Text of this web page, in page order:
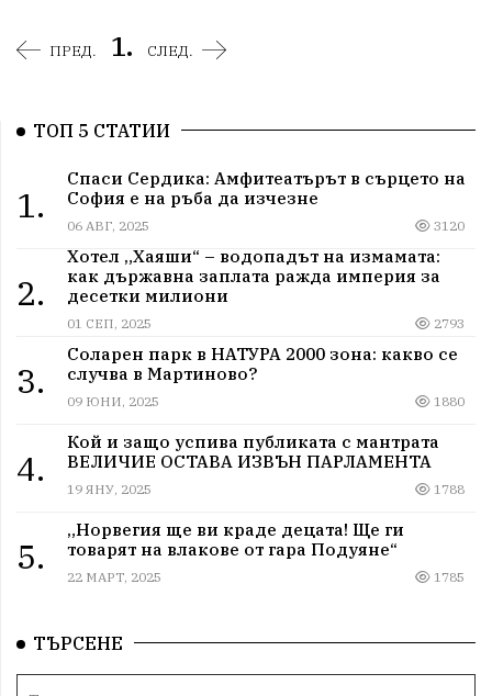
ПРЕД. 1. СЛЕД.
ТОП 5 СТАТИИ
1.
Спаси Сердика: Амфитеатърът в сърцето на
София е на ръба да изчезне
06 АВГ, 2025 3120
2.
Хотел „Хаяши“ – водопадът на измамата:
как държавна заплата ражда империя за
десетки милиони
01 СЕП, 2025 2793
3.
Соларен парк в НАТУРА 2000 зона: какво се
случва в Мартиново?
09 ЮНИ, 2025 1880
4.
Кой и защо успива публиката с мантрата
ВЕЛИЧИЕ ОСТАВА ИЗВЪН ПАРЛАМЕНТА
19 ЯНУ, 2025 1788
5.
„Норвегия ще ви краде децата! Ще ги
товарят на влакове от гара Подуяне“
22 МАРТ, 2025 1785
ТЪРСЕНЕ